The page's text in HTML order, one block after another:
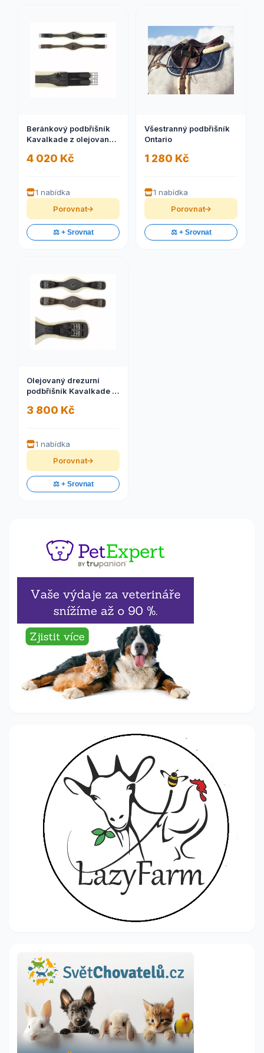
Beránkový podbřišník
Kavalkade z olejované
4 020 Kč
1 nabídka
Porovnat
⚖️ + Srovnat
Všestranný podbřišník
Ontario
1 280 Kč
1 nabídka
Porovnat
⚖️ + Srovnat
Olejovaný drezurní
podbřišník Kavalkade s
3 800 Kč
1 nabídka
Porovnat
⚖️ + Srovnat